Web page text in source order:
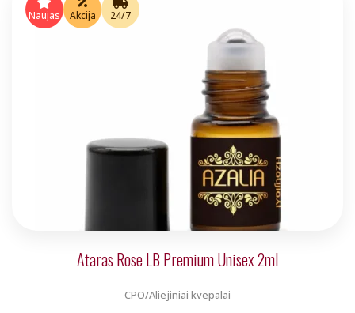
€5.00.€4.00.
Naujas Akcija 24/7
Ataras Rose LB Premium Unisex 2ml
CPO/Aliejiniai kvepalai